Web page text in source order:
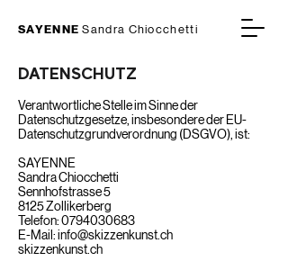
SAYENNESandra Chiocchetti
DATENSCHUTZ
Verantwortliche Stelle im Sinne der
Datenschutzgesetze, insbesondere der EU-
Datenschutzgrundverordnung (DSGVO), ist:
SAYENNE
Sandra Chiocchetti
Sennhofstrasse 5
8125 Zollikerberg
Telefon:0794030683
E-Mail:info@skizzenkunst.ch
skizzenkunst.ch